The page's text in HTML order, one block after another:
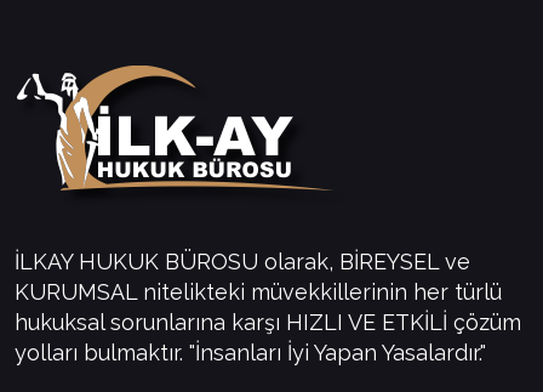
İLKAY HUKUK BÜROSU olarak, BİREYSEL ve
KURUMSAL nitelikteki müvekkillerinin her türlü
hukuksal sorunlarına karşı HIZLI VE ETKİLİ çözüm
yolları bulmaktır. "İnsanları İyi Yapan Yasalardır."